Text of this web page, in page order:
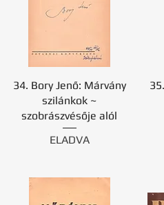
34. Bory Jenő: Márvány
szilánkok ~
szobrászvésője alól
ELADVA